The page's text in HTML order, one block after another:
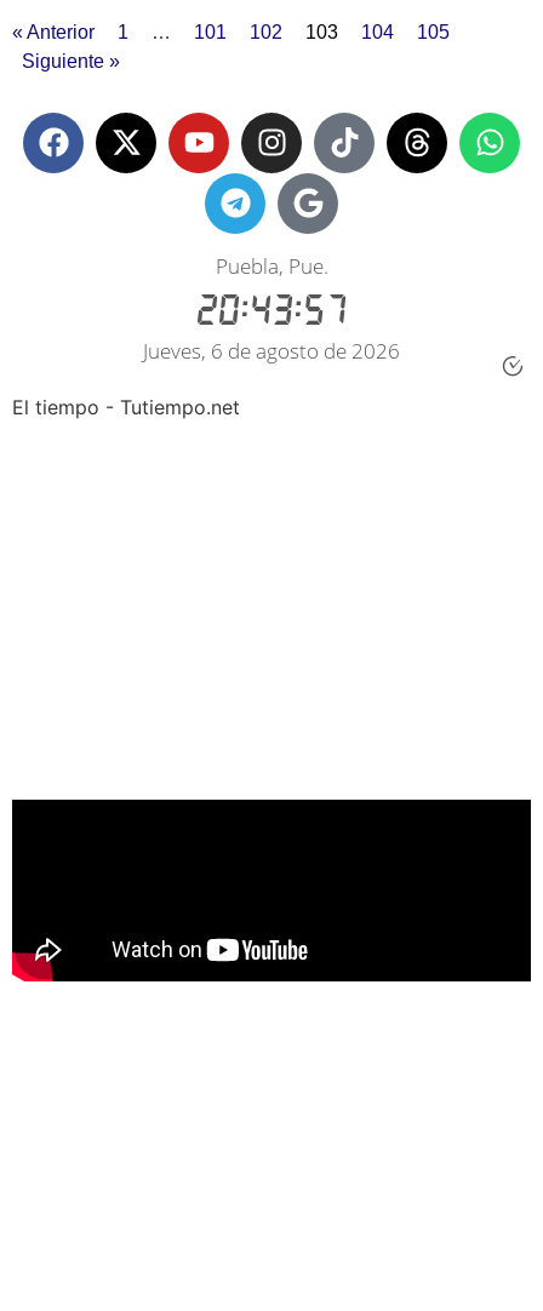
« Anterior 1 … 101 102 103 104
105
Siguiente »
El tiempo - Tutiempo.net